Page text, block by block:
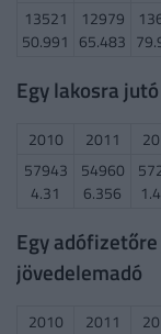
13521
50.991
12979
65.483
Egy lakosra
2010 2011
57943
4.31
54960
6.356
Egy
jövedelemadó
2010 2011